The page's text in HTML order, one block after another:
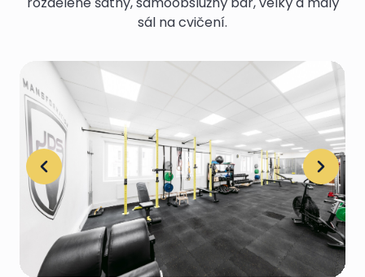
sál na cvičení.